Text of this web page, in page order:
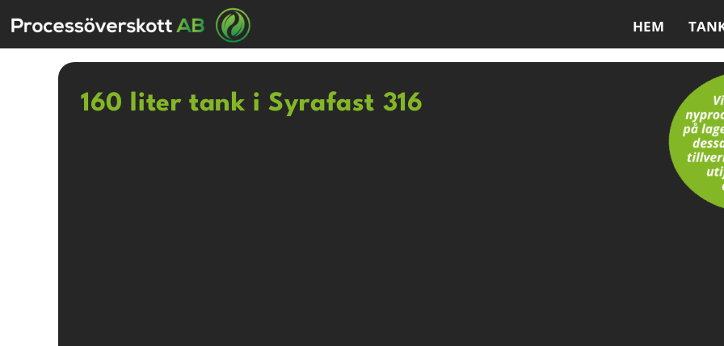
HEM
160 liter tank i Syrafast 316